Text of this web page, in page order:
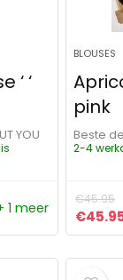
‘ ‘
YOU
was:
is: €31.96.
1 meer
BLOUSES
pink
Beste
2-4
€45.95
€